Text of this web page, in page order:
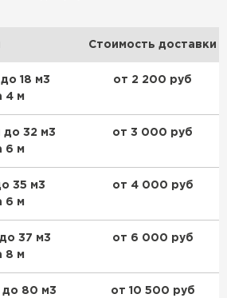
Стоимость доставки
18 м3
4 м
от 2 200 руб
до 32 м3
6 м
от 3 000 руб
35 м3
6 м
от 4 000 руб
37 м3
8 м
от 6 000 руб
до 80 м3 от 10 500 руб